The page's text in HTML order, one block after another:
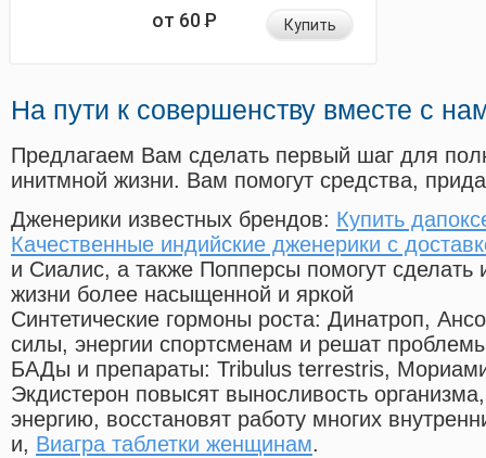
от 60Р Купить
На пути к совершенству вместе с
Предлагаем Вам сделать первый шаг для
инитмной жизни. Вам помогут средства,
Дженерики известных брендов: Купить
Качественные индийские дженерики с
и Сиалис, а также Попперсы помогут
жизни более насыщенной и яркой
Синтетические гормоны роста: Динатроп,
силы, энергии спортсменам и решат
БАДы и препараты: Tribulus terrestris,
Экдистерон повысят выносливость
энергию, восстановят работу многих
и, Виагра таблетки женщинам.